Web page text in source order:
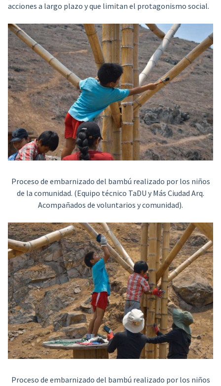
acciones a largo plazo y que limitan el protagonismo social.
Proceso de embarnizado del bambú realizado por los niños
de la comunidad. (Equipo técnico TaDU y Más Ciudad Arq.
Acompañados de voluntarios y comunidad).
Proceso de embarnizado del bambú realizado por los niños